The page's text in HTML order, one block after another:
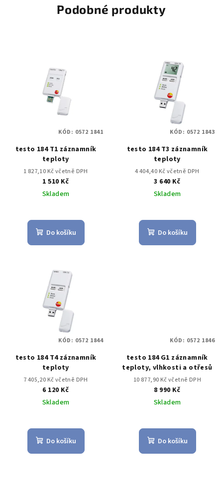
Podobné produkty
testo 184 T1 záznamník
teploty
1 827,10 Kč včetně DPH
1 510 Kč
Skladem
Do košíku
KÓD: 0572 1841
testo 184 T3 záznamník
teploty
4 404,40 Kč včetně DPH
3 640 Kč
Skladem
Do košíku
KÓD: 0572 1843
testo 184 T4 záznamník
teploty
7 405,20 Kč včetně DPH
6 120 Kč
Skladem
Do košíku
KÓD: 0572 1844
testo 184 G1 záznamník
teploty, vlhkosti a otřesů
10 877,90 Kč včetně DPH
8 990 Kč
Skladem
Do košíku
KÓD: 0572 1846